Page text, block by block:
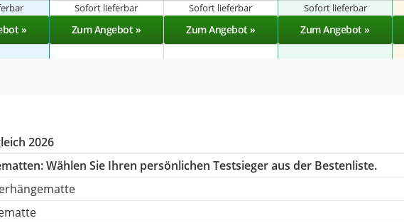
Sofort lieferbar Sofort lieferbar Sofort lieferbar
» Zum Angebot » Zum Angebot » Zum Angebot »
2026
Wählen Sie Ihren persönlichen Testsieger aus der Bestenliste.